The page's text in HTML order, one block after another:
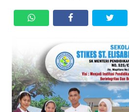
BAJO
Informasi
INDEKS
BERITA